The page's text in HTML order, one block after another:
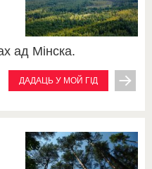
ад Мінска.
ДАДАЦЬ У МОЙ ГІД